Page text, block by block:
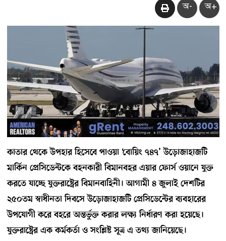
অ- অ+
কাতার থেকে উপহার হিসেবে পাওয়া‘বোয়িং ৭৪৭’উড়োজাহাজটি
মার্কিন প্রেসিডেন্টকে বহনকারী বিমানবহর এয়ার ফোর্স ওয়ানে যুক্ত
করতে যাচ্ছে যুক্তরাষ্ট্রের বিমানবাহিনী। আগামী ৪ জুলাই দেশটির
২৫০তম স্বাধীনতা দিবসে উড়োজাহাজটি প্রেসিডেন্টের ব্যবহারের
উপযোগী করে বহরে অন্তর্ভুক্ত করার লক্ষ্য নির্ধারণ করা হয়েছে।
যুক্তরাষ্ট্রের এক কর্মকর্তা ও সংশ্লিষ্ট সূত্র এ তথ্য জানিয়েছে।